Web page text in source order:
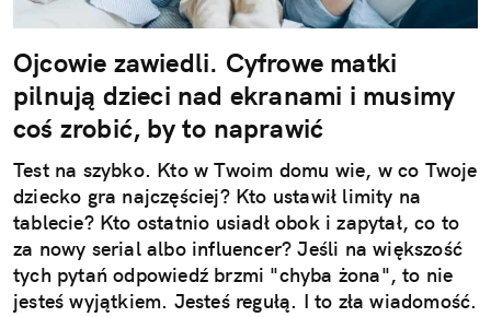
Ojcowie zawiedli. Cyfrowe matki
pilnują dzieci nad ekranami i musimy
coś zrobić, by to naprawić
Test na szybko. Kto w Twoim domu wie, w co Twoje
dziecko gra najczęściej? Kto ustawił limity na
tablecie? Kto ostatnio usiadł obok i zapytał, co to
za nowy serial albo influencer? Jeśli na większość
tych pytań odpowiedź brzmi "chyba żona", to nie
jesteś wyjątkiem. Jesteś regułą. I to zła wiadomość.